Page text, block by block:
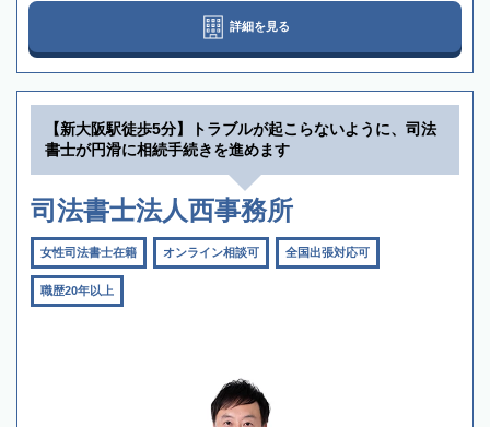
詳細を見る
【新大阪駅徒歩5分】トラブルが起こらないように、司法
書士が円滑に相続手続きを進めます
司法書士法人西事務所
女性司法書士在籍 オンライン相談可 全国出張対応可
職歴20年以上